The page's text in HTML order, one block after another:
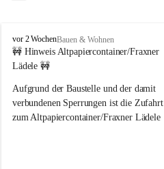
F
r
a
e
r
n
vor 2 WochenBauen & Wohnen
🚧 Hinweis Altpapiercontainer/Fraxner
Lädele 🚧
Aufgrund der Baustelle und der damit
verbundenen Sperrungen ist die Zufahrt
zum Altpapiercontainer/Fraxner Lädele